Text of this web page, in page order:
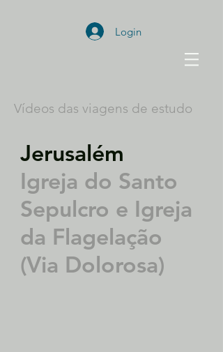
Login
Vídeos das viagens de estudo
Jerusalém
Igreja do Santo
Sepulcro e Igreja
da Flagelação
(Via Dolorosa)